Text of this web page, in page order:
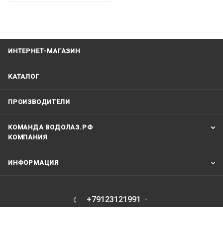
ИНТЕРНЕТ-МАГАЗИН
КАТАЛОГ
ПРОИЗВОДИТЕЛИ
КОМАНДА ВОДОЛАЗ.РФ
КОМПАНИЯ
ИНФОРМАЦИЯ
+79123121991